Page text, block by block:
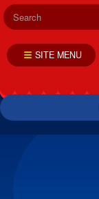
SITE MENU